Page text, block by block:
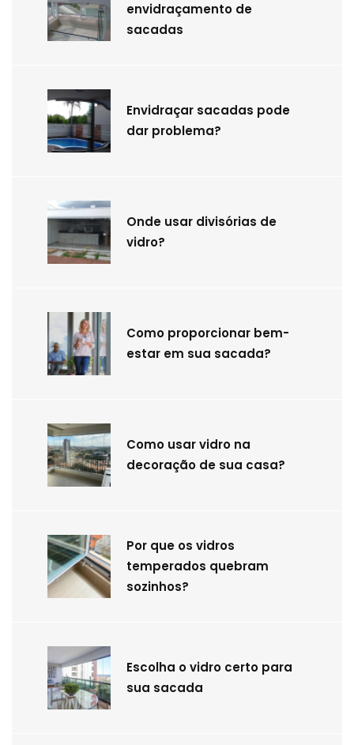
envidraçamento de
sacadas
Envidraçar sacadas pode
dar problema?
Onde usar divisórias de
vidro?
Como proporcionar bem-
estar em sua sacada?
Como usar vidro na
decoração de sua casa?
Por que os vidros
temperados quebram
sozinhos?
Escolha o vidro certo para
sua sacada